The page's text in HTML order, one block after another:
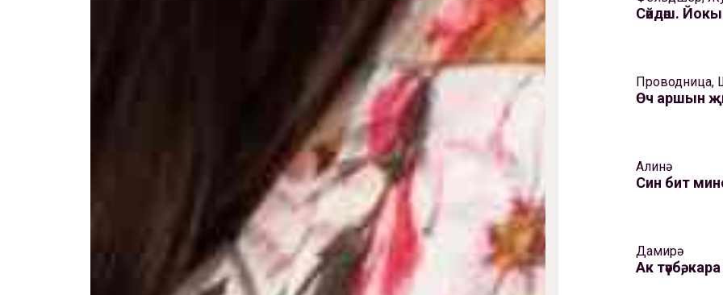
Сәйдәш.
Проводница,
Өч аршын
Алинә
Син бит
Дамирә
Ак тәүбә,